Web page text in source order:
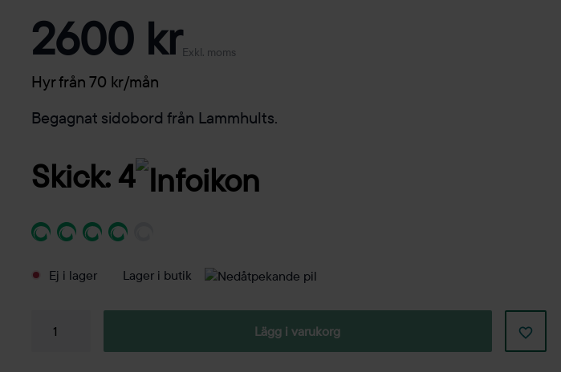
2600 krExkl. moms
Hyr från 70 kr/mån
Begagnat sidobord från Lammhults.
Skick: 4
Ej i lager Lager i butik
Sidobord
Lägg i varukorg